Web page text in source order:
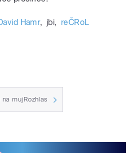
Hamr, jbi, reČRoL
mujRozhlas